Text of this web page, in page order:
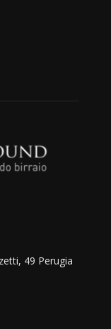
49 Perugia